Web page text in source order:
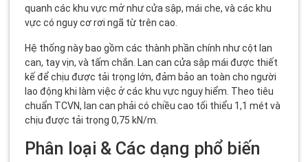
quanh các khu vực mở như cửa sập, mái che, và các khu
vực có nguy cơ rơi ngã từ trên cao.
Hệ thống này bao gồm các thành phần chính như cột lan
can, tay vịn, và tấm chắn. Lan can cửa sập mái được thiết
kế để chịu được tải trọng lớn, đảm bảo an toàn cho người
lao động khi làm việc ở các khu vực nguy hiểm. Theo tiêu
chuẩn TCVN, lan can phải có chiều cao tối thiểu 1,1 mét và
chịu được tải trọng 0,75 kN/m.
Phân loại & Các dạng phổ biến